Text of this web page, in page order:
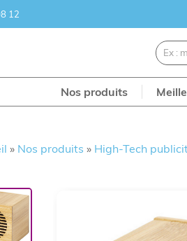
12
Nos produits
» Nos produits » High-Tech